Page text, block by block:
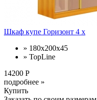
Шкаф купе Горизонт 4 х
» 180х200х45
» TopLine
14200 Р
подробнее »
Купить